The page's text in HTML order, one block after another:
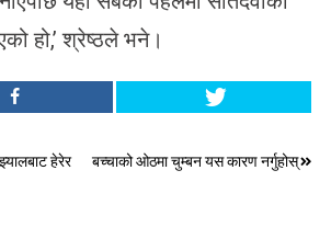
हो,’ श्रेष्ठले भने।
झ्यालबाट हेरेर
बच्चाको ओठमा चुम्बन यस कारण नर्गुहोस्